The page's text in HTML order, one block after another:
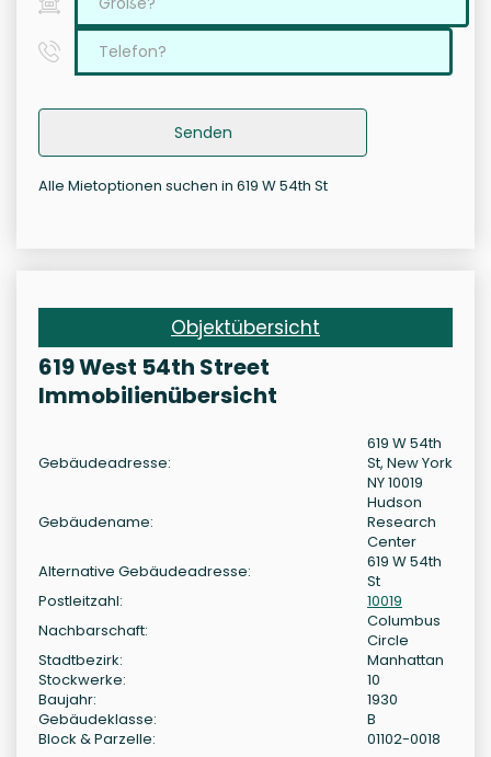
Senden
Alle Mietoptionen suchen in 619 W 54th St
Objektübersicht
619 West 54th Street
Immobilienübersicht
Gebäudeadresse:
619 W 54th
St, New York
NY 10019
Gebäudename:
Hudson
Research
Center
Alternative Gebäudeadresse:
619 W 54th
St
Postleitzahl:
10019
Nachbarschaft:
Columbus
Circle
Stadtbezirk:
Manhattan
Stockwerke:
10
Baujahr:
1930
Gebäudeklasse:
B
Block & Parzelle:
01102-0018